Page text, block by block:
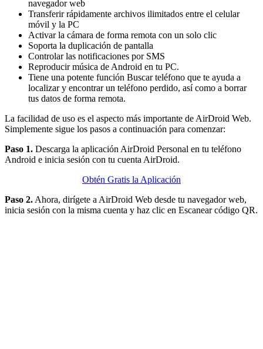
navegador web
Transferir rápidamente archivos ilimitados entre el celular
móvil y la PC
Activar la cámara de forma remota con un solo clic
Soporta la duplicación de pantalla
Controlar las notificaciones por SMS
Reproducir música de Android en tu PC.
Tiene una potente función Buscar teléfono que te ayuda a
localizar y encontrar un teléfono perdido, así como a borrar
tus datos de forma remota.
La facilidad de uso es el aspecto más importante de AirDroid Web.
Simplemente sigue los pasos a continuación para comenzar:
Paso 1. Descarga la aplicación AirDroid Personal en tu teléfono
Android e inicia sesión con tu cuenta AirDroid.
Obtén Gratis la Aplicación
Paso 2. Ahora, dirígete a AirDroid Web desde tu navegador web,
inicia sesión con la misma cuenta y haz clic en Escanear código QR.